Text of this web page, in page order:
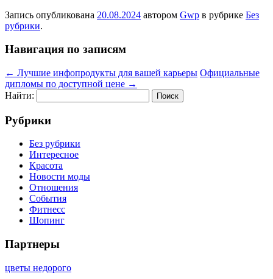
Запись опубликована 20.08.2024 автором Gwp в рубрике Без
рубрики.
Навигация по записям
← Лучшие инфопродукты для вашей карьеры Официальные
дипломы по доступной цене →
Найти:
Рубрики
Без рубрики
Интересное
Красота
Новости моды
Отношения
События
Фитнесс
Шопинг
Партнеры
цветы недорого